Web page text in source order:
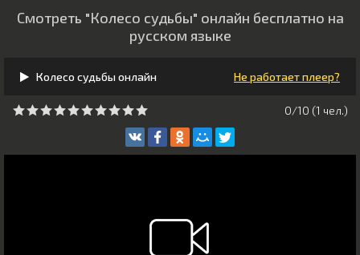
Смотреть "Колесо судьбы" онлайн бесплатно на
русском языке
Колесо судьбы онлайн Не работает плеер?
0/10 (1 чeл.)